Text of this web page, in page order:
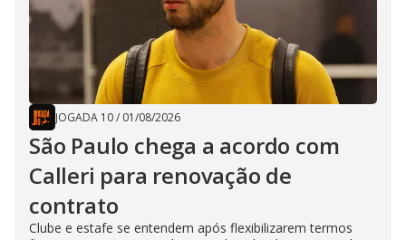
JOGADA 10/ 01/08/2026
São Paulo chega a acordo com
Calleri para renovação de
contrato
Clube e estafe se entendem após flexibilizarem termos